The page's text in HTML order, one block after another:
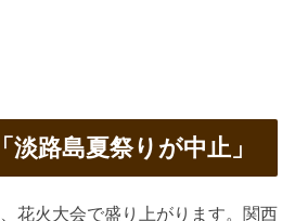
淡路島夏祭りが中止」
花火大会で盛り上がります。関西